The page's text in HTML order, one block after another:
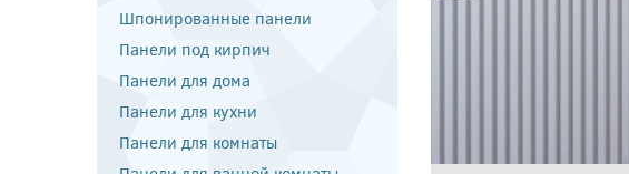
Шпонированные панели
Панели под кирпич
Панели для дома
Панели для кухни
Панели для комнаты